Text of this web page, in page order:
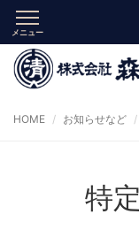
メニュー
HOME お知らせなど
特